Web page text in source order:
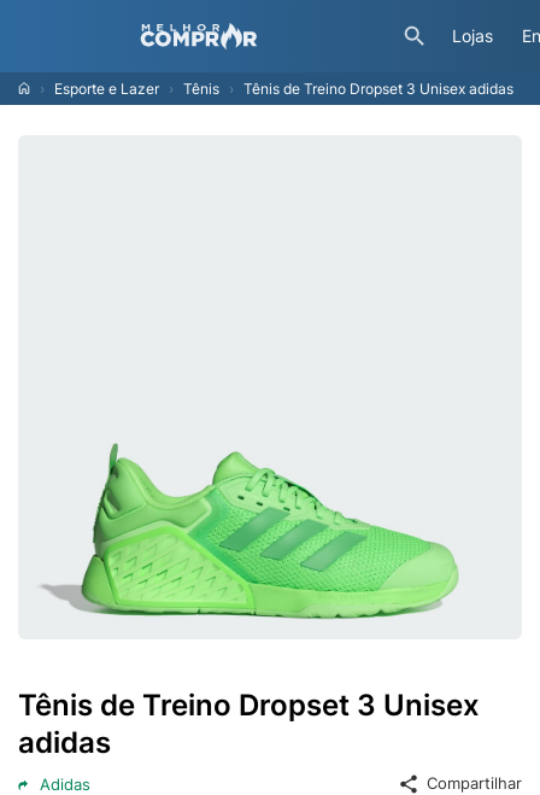
Lojas
Esporte e Lazer Tênis Tênis de Treino Dropset 3 Unisex adidas
Tênis de Treino Dropset 3 Unisex
adidas
Adidas Compartilhar